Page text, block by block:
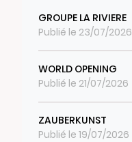
GROUPE LA RIVIERE
Publié le 23/07/2026
WORLD OPENING
Publié le 21/07/2026
ZAUBERKUNST
Publié le 19/07/2026